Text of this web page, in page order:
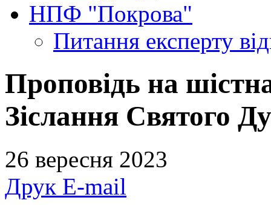
НПФ "Покрова"
Питання експерту
Проповідь на
Зіслання Святого
26 вересня 2023
Друк E-mail